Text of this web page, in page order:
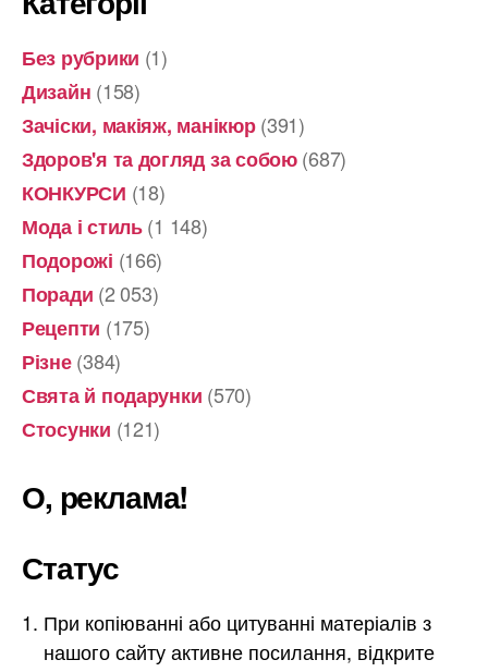
Без рубрики (1)
Дизайн (158)
Зачіски, макіяж, манікюр(391)
Здоров'я та догляд за собою(687)
КОНКУРСИ (18)
Мода і стиль(1 148)
Подорожі (166)
Поради (2 053)
Рецепти (175)
Різне(384)
Свята й подарунки (570)
Стосунки (121)
О, реклама!
Статус
При копіюванні або цитуванні матеріалів з
нашого сайту активне посилання, відкрите